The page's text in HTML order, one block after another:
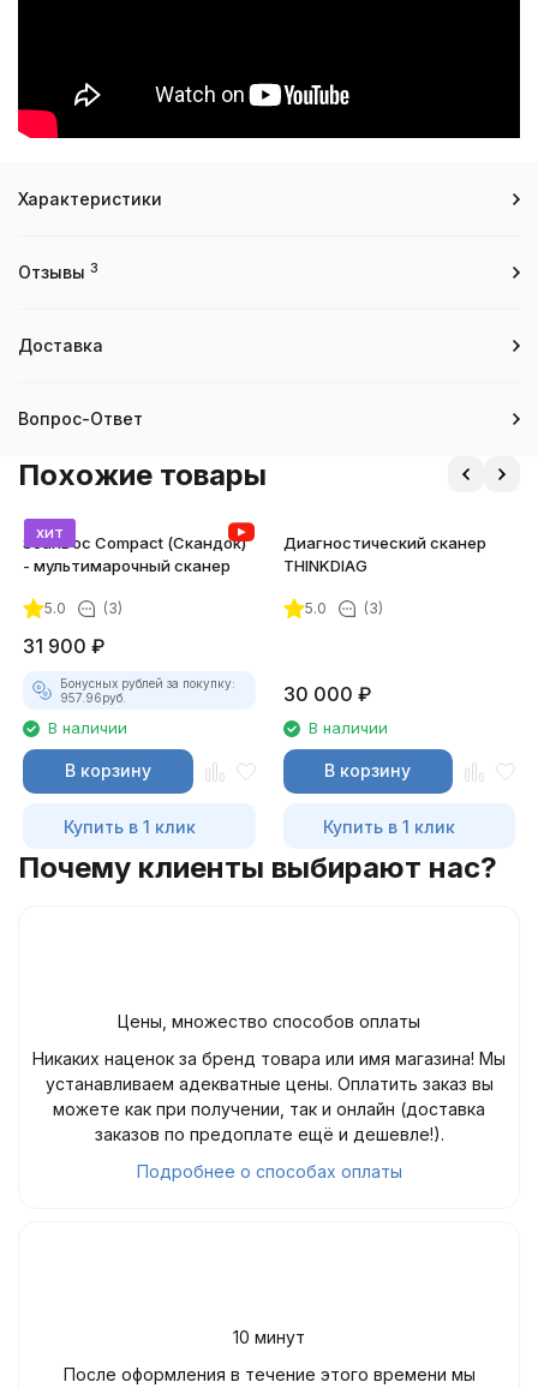
Характеристики
Отзывы 3
Доставка
Вопрос-Ответ
Похожие товары
хит
ScanDoc Compact (Скандок)
- мультимарочный сканер
5.0 (3)
31 900 ₽
Бонусных рублей за покупку:
957.96руб.
В наличии
В корзину
Купить в 1 клик
Диагностический сканер
THINKDIAG
5.0 (3)
30 000 ₽
В наличии
В корзину
Купить в 1 клик
Почему клиенты выбирают нас?
Цены, множество способов оплаты
Никаких наценок за бренд товара или имя магазина! Мы
устанавливаем адекватные цены. Оплатить заказ вы
можете как при получении, так и онлайн (доставка
заказов по предоплате ещё и дешевле!).
Подробнее о способах оплаты
10 минут
После оформления в течение этого времени мы